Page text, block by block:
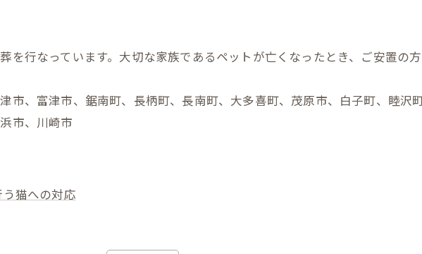
を行なっています。大切な家族であるペットが亡くなったとき、ご安置の
市、富津市、鋸南町、長柄町、長南町、大多喜町、茂原市、白子町、睦沢
市、川崎市
猫への対応